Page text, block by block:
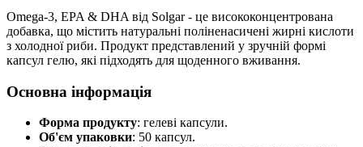
Omega-3, EPA & DHA від Solgar - це висококонцентрована
добавка, що містить натуральні поліненасичені жирні кислоти
з холодної риби. Продукт представлений у зручній формі
капсул гелю, які підходять для щоденного вживання.
Основна інформація
Форма продукту: гелеві капсули.
Об'єм упаковки: 50 капсул.